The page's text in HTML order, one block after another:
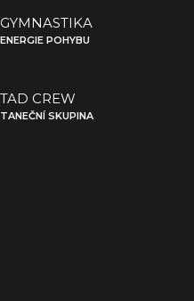
GYMNASTIKA
ENERGIE POHYBU
TAD CREW
TANEČNÍ SKUPINA